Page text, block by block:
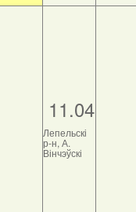
11.04
Лепельскі
р-н, А.
Вінчэўскі